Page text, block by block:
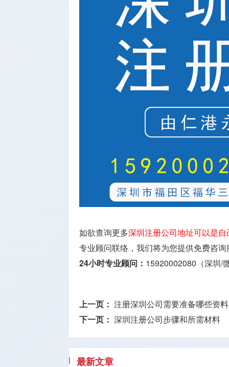
如欲查询更多深圳注册公司地址可以是
专业顾问联络，我们将为您提供免费咨询
24小时专业顾问： 15920002080（深圳/
上一页： 注册深圳公司需要准备哪些资
下一页： 深圳注册公司步骤和所需材料
最新文章